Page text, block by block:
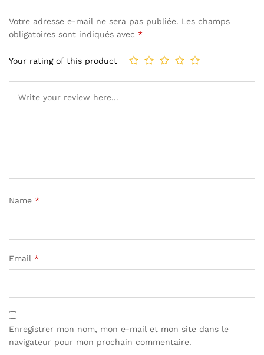
Votre adresse e-mail ne sera pas publiée. Les champs
obligatoires sont indiqués avec *
Your rating of this product
Name *
Email *
Enregistrer mon nom, mon e-mail et mon site dans le
navigateur pour mon prochain commentaire.